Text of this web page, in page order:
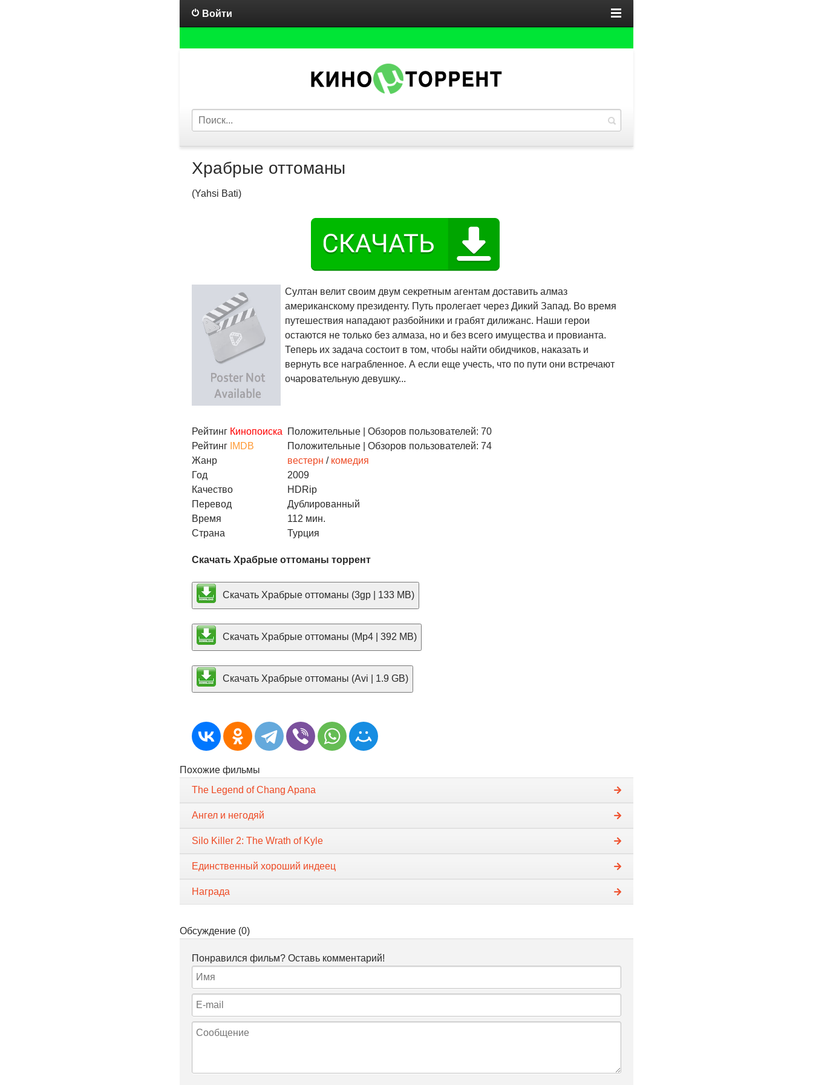
Войти
Храбрые оттоманы
(Yahsi Bati)
Султан велит своим двум секретным агентам доставить алмаз
американскому президенту. Путь пролегает через Дикий Запад. Во время
путешествия нападают разбойники и грабят дилижанс. Наши герои
остаются не только без алмаза, но и без всего имущества и провианта.
Теперь их задача состоит в том, чтобы найти обидчиков, наказать и
вернуть все награбленное. А если еще учесть, что по пути они встречают
очаровательную девушку...
Рейтинг Кинопоиска Положительные | Обзоров пользователей: 70
Рейтинг IMDB Положительные | Обзоров пользователей: 74
Жанр
вестерн / комедия
Год
2009
Качество
HDRip
Перевод
Дублированный
Время
112 мин.
Страна
Турция
Скачать Храбрые оттоманы торрент
Скачать Храбрые оттоманы (3gp | 133 MB)
Скачать Храбрые оттоманы (Mp4 | 392 MB)
Скачать Храбрые оттоманы (Avi | 1.9 GB)
Похожие фильмы
The Legend of Chang Apana
Ангел и негодяй
Silo Killer 2: The Wrath of Kyle
Единственный хороший индеец
Награда
Обсуждение (0)
Понравился фильм? Оставь комментарий!